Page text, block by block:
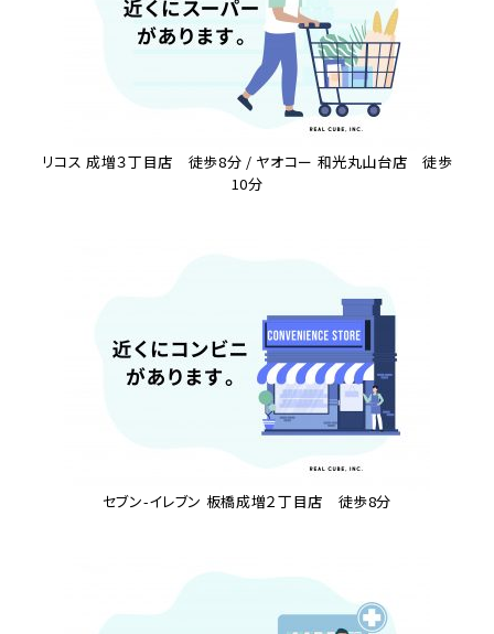
リコス 成増３丁目店 徒歩8分 / ヤオコー 和光丸山台店 徒歩
10分
セブン-イレブン 板橋成増２丁目店 徒歩8分